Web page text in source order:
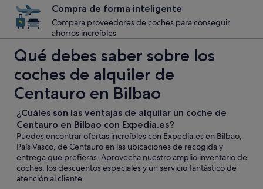
Compra de forma inteligente
Compara proveedores de coches para conseguir
ahorros increíbles
Qué debes saber sobre los
coches de alquiler de
Centauro en Bilbao
¿Cuáles son las ventajas de alquilar un coche de
Centauro en Bilbao con Expedia.es?
Puedes encontrar ofertas increíbles con Expedia.es en Bilbao,
País Vasco, de Centauro en las ubicaciones de recogida y
entrega que prefieras. Aprovecha nuestro amplio inventario de
coches, los descuentos especiales y un servicio fantástico de
atención al cliente.